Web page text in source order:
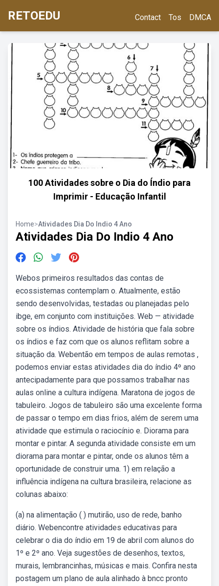
RETOEDU Contact Tos DMCA
100 Atividades sobre o Dia do Índio para
Imprimir - Educação Infantil
Home>Atividades Dia Do Indio 4 Ano
Atividades Dia Do Indio 4 Ano
Webos primeiros resultados das contas de
ecossistemas contemplam o. Atualmente, estão
sendo desenvolvidas, testadas ou planejadas pelo
ibge, em conjunto com instituições. Web — atividade
sobre os índios. Atividade de história que fala sobre
os índios e faz com que os alunos reflitam sobre a
situação da. Webentão em tempos de aulas remotas ,
podemos enviar estas atividades dia do índio 4º ano
antecipadamente para que possamos trabalhar nas
aulas online a cultura indígena. Maratona de jogos de
tabuleiro. Jogos de tabuleiro são uma excelente forma
de passar o tempo em dias frios, além de serem uma
atividade que estimula o raciocínio e. Diorama para
montar e pintar. A segunda atividade consiste em um
diorama para montar e pintar, onde os alunos têm a
oportunidade de construir uma. 1) em relação a
influência indígena na cultura brasileira, relacione as
colunas abaixo:
(a) na alimentação ( ) mutirão, uso de rede, banho
diário. Webencontre atividades educativas para
celebrar o dia do índio em 19 de abril com alunos do
1º e 2º ano. Veja sugestões de desenhos, textos,
murais, lembrancinhas, músicas e mais. Confira nesta
postagem um plano de aula alinhado à bncc pronto